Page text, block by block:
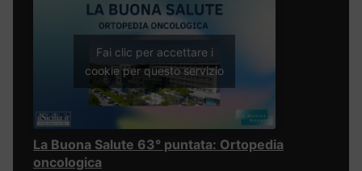
Fai clic per accettare i
cookie per questo servizio
La Buona Salute 63° puntata: Ortopedia
oncologica